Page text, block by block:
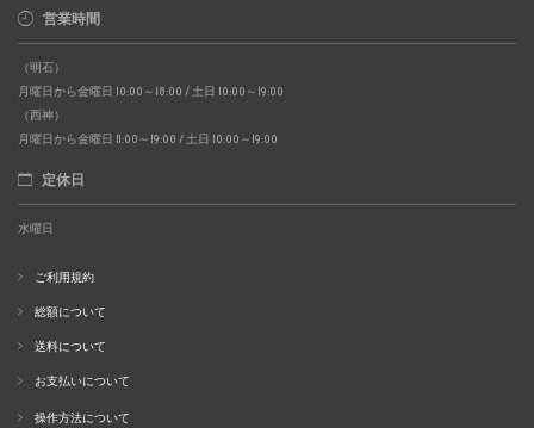
営業時間
（明石）
月曜日から金曜日 10:00～18:00 / 土日 10:00～19:00
（西神）
月曜日から金曜日 11:00～19:00 / 土日 10:00～19:00
定休日
水曜日
ご利用規約
総額について
送料について
お支払いについて
操作方法について